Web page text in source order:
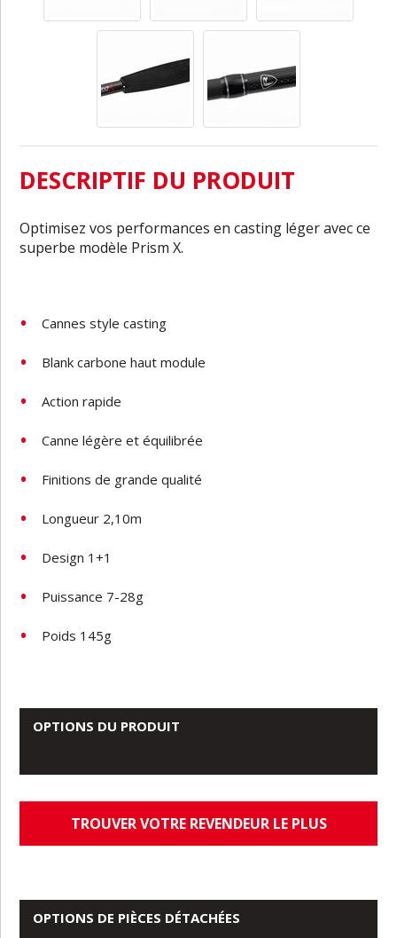
DESCRIPTIF DU PRODUIT
Optimisez vos performances en casting léger avec ce
superbe modèle Prism X.
Cannes style casting
Blank carbone haut module
Action rapide
Canne légère et équilibrée
Finitions de grande qualité
Longueur 2,10m
Design 1+1
Puissance 7-28g
Poids 145g
OPTIONS DU PRODUIT
TROUVER VOTRE REVENDEUR LE PLUS
OPTIONS DE PIÈCES DÉTACHÉES